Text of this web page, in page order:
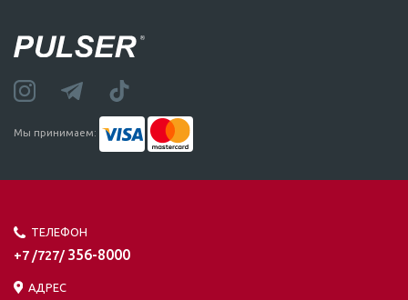
Мы принимаем:
ТЕЛЕФОН
+7 /727/ 356-8000
АДРЕС